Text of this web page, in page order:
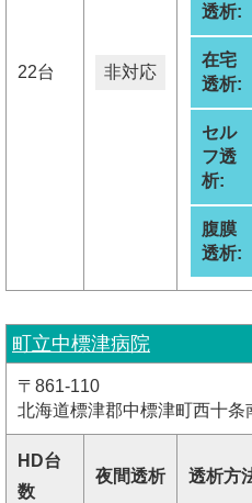
22台 非対応
透析:
在宅
透析:
セル
フ透
析:
腹膜
透析:
町立中標津病院
〒861-110
北海道標津郡中標津町西十条
HD台
数
夜間透析 透析方